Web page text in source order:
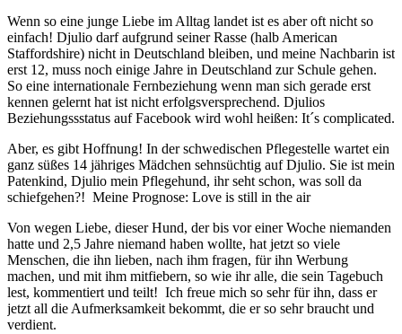
Wenn so eine junge Liebe im Alltag landet ist es aber oft nicht so
einfach! Djulio darf aufgrund seiner Rasse (halb American
Staffordshire) nicht in Deutschland bleiben, und meine Nachbarin ist
erst 12, muss noch einige Jahre in Deutschland zur Schule gehen.
So eine internationale Fernbeziehung wenn man sich gerade erst
kennen gelernt hat ist nicht erfolgsversprechend. Djulios
Beziehungssstatus auf Facebook wird wohl heißen: It´s complicated.
Aber, es gibt Hoffnung! In der schwedischen Pflegestelle wartet ein
ganz süßes 14 jähriges Mädchen sehnsüchtig auf Djulio. Sie ist mein
Patenkind, Djulio mein Pflegehund, ihr seht schon, was soll da
schiefgehen?! Meine Prognose: Love is still in the air
Von wegen Liebe, dieser Hund, der bis vor einer Woche niemanden
hatte und 2,5 Jahre niemand haben wollte, hat jetzt so viele
Menschen, die ihn lieben, nach ihm fragen, für ihn Werbung
machen, und mit ihm mitfiebern, so wie ihr alle, die sein Tagebuch
lest, kommentiert und teilt! Ich freue mich so sehr für ihn, dass er
jetzt all die Aufmerksamkeit bekommt, die er so sehr braucht und
verdient.